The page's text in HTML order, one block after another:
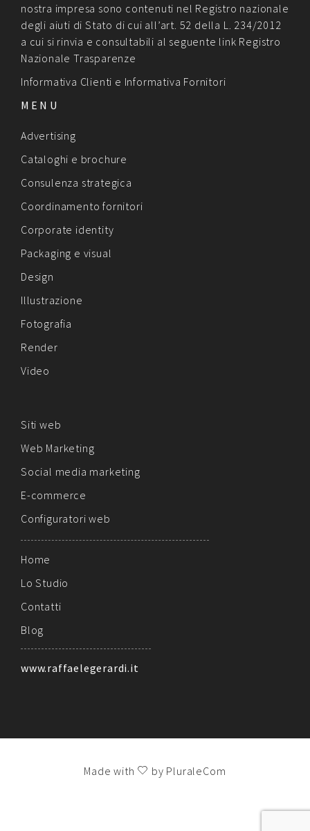
nostra impresa sono contenuti nel Registro nazionale
degli aiuti di Stato di cui all’art. 52 della L. 234/2012
a cui si rinvia e consultabili al seguente link Registro
Nazionale Trasparenze
Informativa Clienti e Informativa Fornitori
MENU
Advertising
Cataloghi e brochure
Consulenza strategica
Coordinamento fornitori
Corporate identity
Packaging e visual
Design
Illustrazione
Fotografia
Render
Video
Siti web
Web Marketing
Social media marketing
E-commerce
Configuratori web
Home
Lo Studio
Contatti
Blog
www.raffaelegerardi.it
Made with by PluraleCom